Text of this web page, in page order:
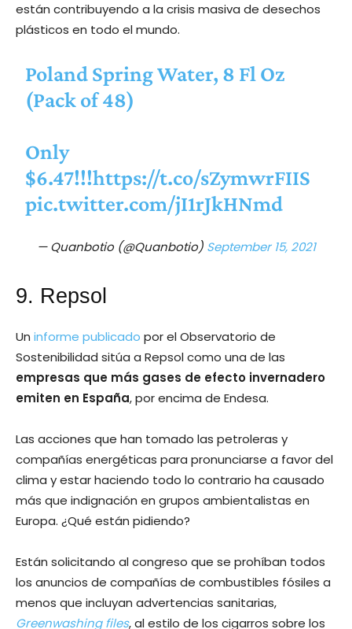
están contribuyendo a la crisis masiva de desechos
plásticos en todo el mundo.
Poland Spring Water, 8 Fl Oz
(Pack of 48)
Only
$6.47!!!https://t.co/sZymwrFIIS
pic.twitter.com/jI1rJkHNmd
— Quanbotio (@Quanbotio) September 15, 2021
9. Repsol
Un informe publicado por el Observatorio de
Sostenibilidad sitúa a Repsol como una de las
empresas que más gases de efecto invernadero
emiten en España, por encima de Endesa.
Las acciones que han tomado las petroleras y
compañías energéticas para pronunciarse a favor del
clima y estar haciendo todo lo contrario ha causado
más que indignación en grupos ambientalistas en
Europa. ¿Qué están pidiendo?
Están solicitando al congreso que se prohíban todos
los anuncios de compañías de combustibles fósiles a
menos que incluyan advertencias sanitarias,
Greenwashing files, al estilo de los cigarros sobre los